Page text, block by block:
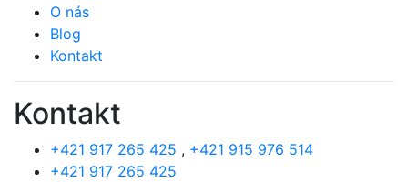
O nás
Blog
Kontakt
Kontakt
+421 917 265 425 , +421 915 976 514
+421 917 265 425